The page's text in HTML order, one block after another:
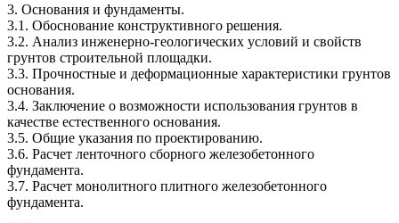
3. Основания и фундаменты.
3.1. Обоснование конструктивного решения.
3.2. Анализ инженерно-геологических условий и свойств
грунтов строительной площадки.
3.3. Прочностные и деформационные характеристики грунтов
основания.
3.4. Заключение о возможности использования грунтов в
качестве естественного основания.
3.5. Общие указания по проектированию.
3.6. Расчет ленточного сборного железобетонного
фундамента.
3.7. Расчет монолитного плитного железобетонного
фундамента.